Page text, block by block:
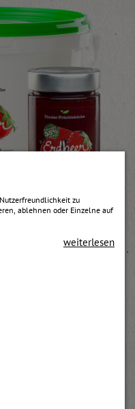
zu
ablehnen oder Einzelne auf
weiterlesen